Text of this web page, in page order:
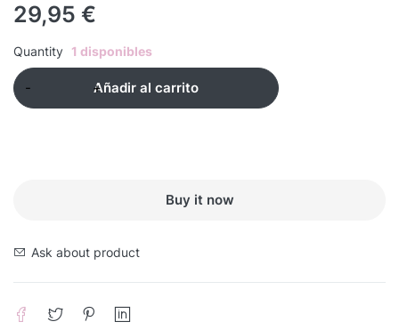
29,95 €
Quantity 1 disponibles
Añadir al carrito
Buy it now
Ask about product